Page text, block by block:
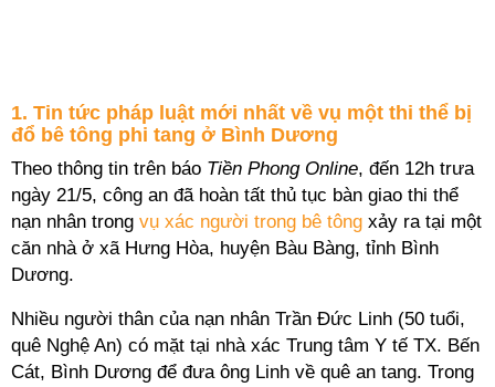
1. Tin tức pháp luật mới nhất về vụ một thi thể bị
đổ bê tông phi tang ở Bình Dương
Theo thông tin trên báo Tiền Phong Online, đến 12h trưa
ngày 21/5, công an đã hoàn tất thủ tục bàn giao thi thể
nạn nhân trong vụ xác người trong bê tông xảy ra tại một
căn nhà ở xã Hưng Hòa, huyện Bàu Bàng, tỉnh Bình
Dương.
Nhiều người thân của nạn nhân Trần Đức Linh (50 tuổi,
quê Nghệ An) có mặt tại nhà xác Trung tâm Y tế TX. Bến
Cát, Bình Dương để đưa ông Linh về quê an tang. Trong